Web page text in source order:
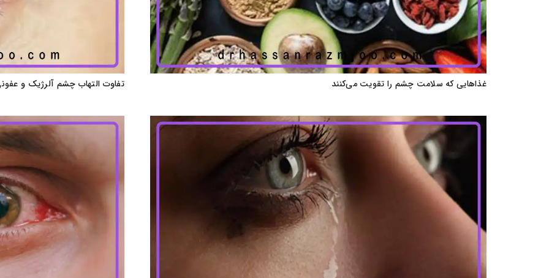
غذاهایی که سلامت چشم را تقویت می‌کنند تفاوت التهاب چشم آلرژیک و